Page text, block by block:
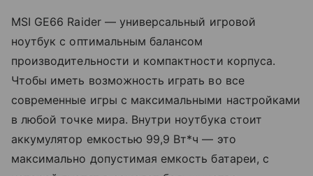
MSI GE66 Raider — универсальный игровой
ноутбук с оптимальным балансом
производительности и компактности корпуса.
Чтобы иметь возможность играть во все
современные игры с максимальными настройками
в любой точке мира. Внутри ноутбука стоит
аккумулятор емкостью 99,9 Вт*ч — это
максимально допустимая емкость батареи, с